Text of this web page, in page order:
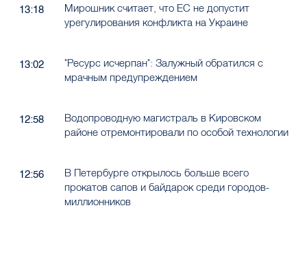
13:18
Мирошник считает, что ЕС не допустит
урегулирования конфликта на Украине
13:02
"Ресурс исчерпан": Залужный обратился с
мрачным предупреждением
12:58
Водопроводную магистраль в Кировском
районе отремонтировали по особой технологии
12:56
В Петербурге открылось больше всего
прокатов сапов и байдарок среди городов-
миллионников